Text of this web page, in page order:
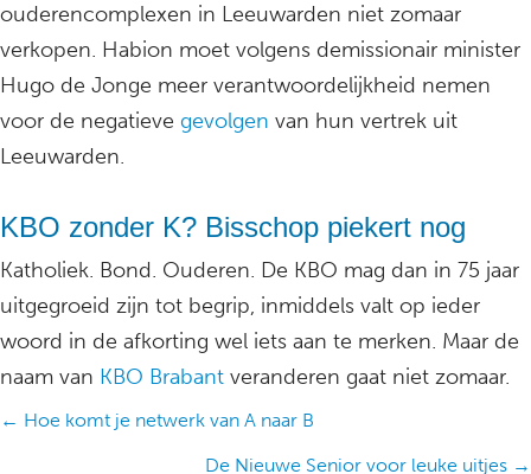
ouderencomplexen in Leeuwarden niet zomaar
verkopen. Habion moet volgens demissionair minister
Hugo de Jonge meer verantwoordelijkheid nemen
voor de negatieve gevolgen van hun vertrek uit
Leeuwarden.
KBO zonder K? Bisschop piekert nog
Katholiek. Bond. Ouderen. De KBO mag dan in 75 jaar
uitgegroeid zijn tot begrip, inmiddels valt op ieder
woord in de afkorting wel iets aan te merken. Maar de
naam van KBO Brabant veranderen gaat niet zomaar.
Posts
← Hoe komt je netwerk van A naar B
De Nieuwe Senior voor leuke uitjes →